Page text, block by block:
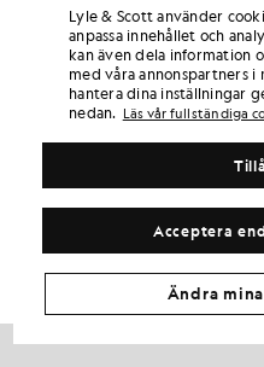
Tjäna dubbelt så många
poäng vid detta köp.
6 points = 1,00 GBP
PRODUKTINFORMATION
PRODUKTPASSFORM
Få
Skapa en komplett outfit
Lyle & Scott använder
anpassa innehållet och
kan även dela information
med våra annonspartners i
hantera dina inställningar
nedan.
Läs vår fullständiga
Acceptera
Ändra